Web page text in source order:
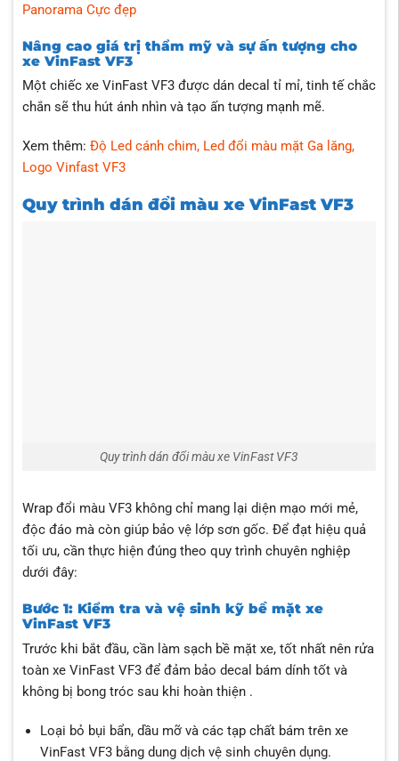
Panorama Cực đẹp
Nâng cao giá trị thẩm mỹ và sự ấn tượng cho
xe VinFast VF3
Một chiếc xe VinFast VF3 được dán decal tỉ mỉ, tinh tế chắc
chắn sẽ thu hút ánh nhìn và tạo ấn tượng mạnh mẽ.
Xem thêm: Độ Led cánh chim, Led đổi màu mặt Ga lăng,
Logo Vinfast VF3
Quy trình dán đổi màu xe VinFast VF3
Quy trình dán đổi màu xe VinFast VF3
Wrap đổi màu VF3 không chỉ mang lại diện mạo mới mẻ,
độc đáo mà còn giúp bảo vệ lớp sơn gốc. Để đạt hiệu quả
tối ưu, cần thực hiện đúng theo quy trình chuyên nghiệp
dưới đây:
Bước 1: Kiểm tra và vệ sinh kỹ bề mặt xe
VinFast VF3
Trước khi bắt đầu, cần làm sạch bề mặt xe, tốt nhất nên rửa
toàn xe VinFast VF3 để đảm bảo decal bám dính tốt và
không bị bong tróc sau khi hoàn thiện .
Loại bỏ bụi bẩn, dầu mỡ và các tạp chất bám trên xe
VinFast VF3 bằng dung dịch vệ sinh chuyên dụng.